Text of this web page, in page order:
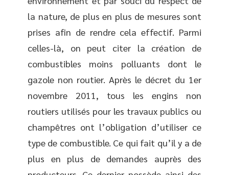
la nature, de plus en plus de mesures sont
prises afin de rendre cela effectif. Parmi
celles-là, on peut citer la création de
combustibles moins polluants dont le
gazole non routier. Après le décret du 1er
novembre 2011, tous les engins non
routiers utilisés pour les travaux publics ou
champêtres ont l’obligation d’utiliser ce
type de combustible. Ce qui fait qu’il y a de
plus en plus de demandes auprès des